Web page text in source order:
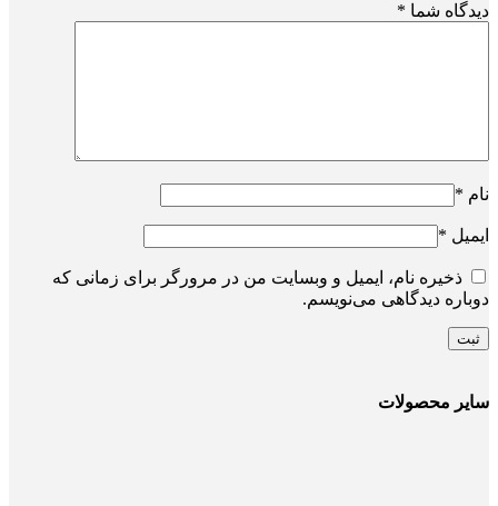
دیدگاه شما *
نام *
ایمیل *
ذخیره نام، ایمیل و وبسایت من در مرورگر برای زمانی که
دوباره دیدگاهی می‌نویسم.
سایر محصولات